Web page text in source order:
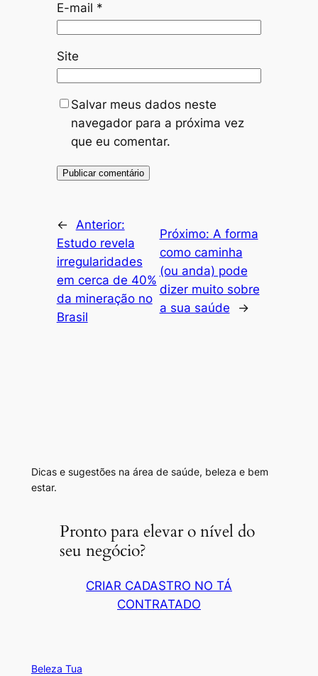
E-mail *
Site
Salvar meus dados neste
navegador para a próxima vez
que eu comentar.
← Anterior:
Estudo revela
irregularidades
em cerca de 40%
da mineração no
Brasil
Próximo: A forma
como caminha
(ou anda) pode
dizer muito sobre
a sua saúde
→
Dicas e sugestões na área de saúde, beleza e bem
estar.
Pronto para elevar o nível do
seu negócio?
CRIAR CADASTRO NO TÁ
CONTRATADO
Beleza Tua